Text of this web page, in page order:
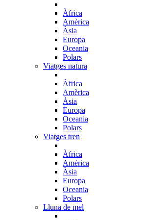
Àfrica
Amèrica
Àsia
Europa
Oceania
Polars
Viatges natura
Àfrica
Amèrica
Àsia
Europa
Oceania
Polars
Viatges tren
Àfrica
Amèrica
Àsia
Europa
Oceania
Polars
Lluna de mel